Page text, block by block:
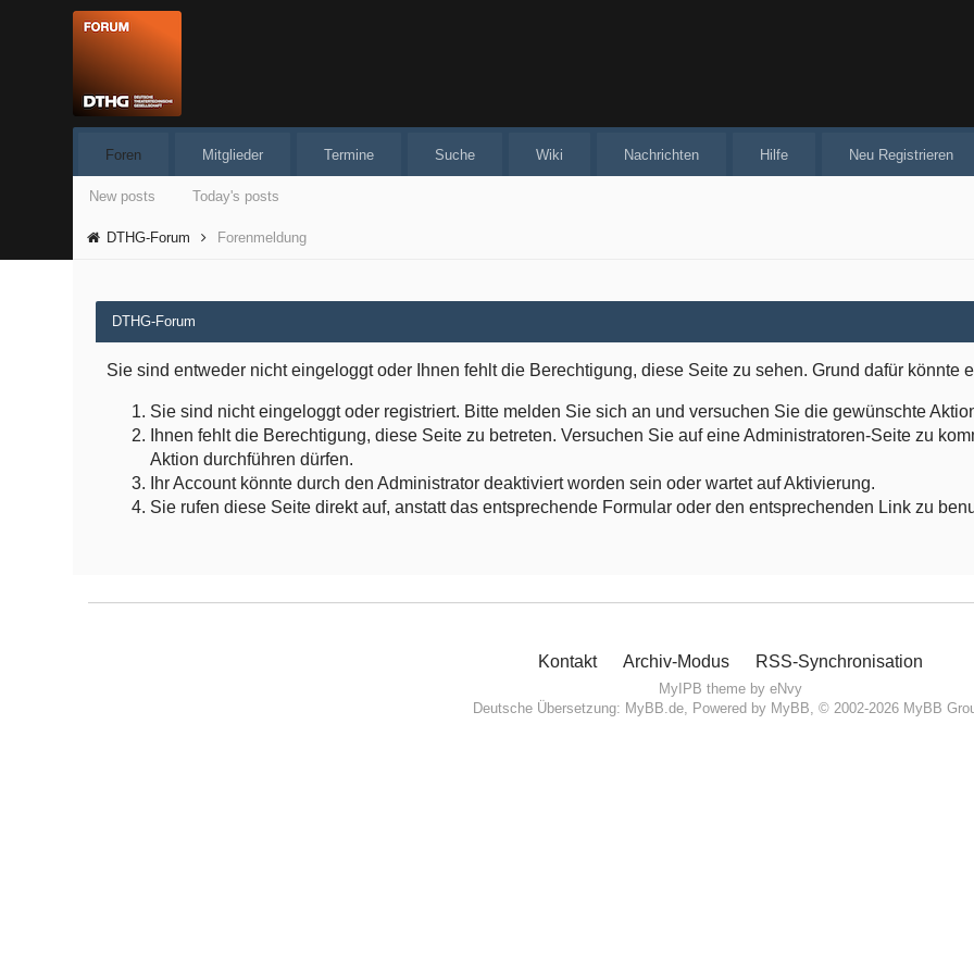
Foren Mitglieder Termine Suche Wiki Nachrichten Hilfe Neu Registrieren
New posts Today's posts
DTHG-Forum Forenmeldung
DTHG-Forum
Sie sind entweder nicht eingeloggt oder Ihnen fehlt die Berechtigung, diese Seite zu sehen. Grund dafür könnte
Sie sind nicht eingeloggt oder registriert. Bitte melden Sie sich an und versuchen Sie die gewünschte
Ihnen fehlt die Berechtigung, diese Seite zu betreten. Versuchen Sie auf eine Administratoren-Seite zu
Aktion durchführen dürfen.
Ihr Account könnte durch den Administrator deaktiviert worden sein oder wartet auf Aktivierung.
Sie rufen diese Seite direkt auf, anstatt das entsprechende Formular oder den entsprechenden Link zu
Kontakt Archiv-Modus RSS-Synchronisation
MyIPB theme by eNvy
Deutsche Übersetzung: MyBB.de, Powered by MyBB, © 2002-2026 MyBB